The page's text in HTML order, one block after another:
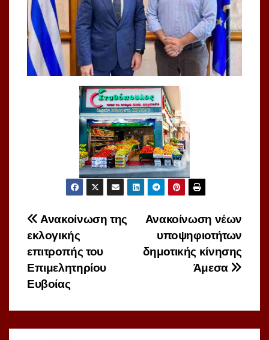
Πλοήγηση
άρθρων
Ανακοίνωση νέων
υποψηφιοτήτων
δημοτικής κίνησης
Άμεσα
Ανακοίνωση της
εκλογικής
επιτροπής του
Επιμελητηρίου
Ευβοίας